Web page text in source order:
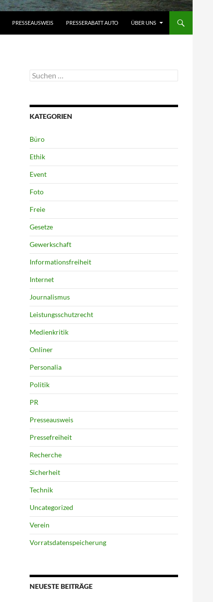
PRESSEAUSWEIS PRESSERABATT AUTO ÜBER UNS
Suchen
nach:
KATEGORIEN
Büro
Ethik
Event
Foto
Freie
Gesetze
Gewerkschaft
Informationsfreiheit
Internet
Journalismus
Leistungsschutzrecht
Medienkritik
Onliner
Personalia
Politik
PR
Presseausweis
Pressefreiheit
Recherche
Sicherheit
Technik
Uncategorized
Verein
Vorratsdatenspeicherung
NEUESTE BEITRÄGE